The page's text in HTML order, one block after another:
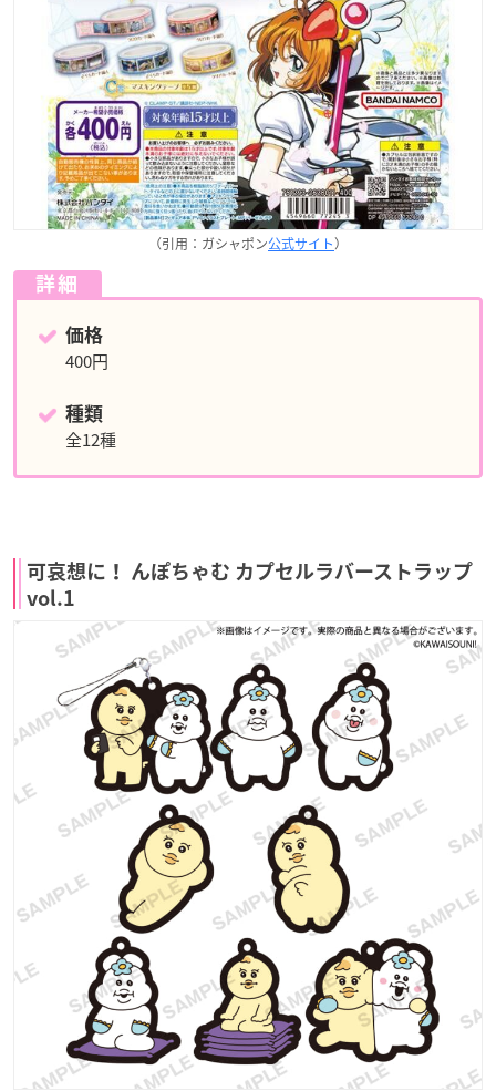
（引用：ガシャポン公式サイト）
詳細
価格
400円
種類
全12種
可哀想に！ んぽちゃむ カプセルラバーストラップ
vol.1